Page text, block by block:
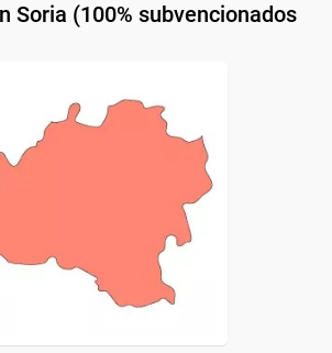
Soria (100% subvencionados